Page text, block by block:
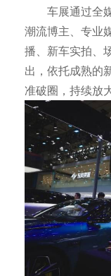
车展通过全
潮流博主、专业
播、新车实拍、
出，依托成熟的
准破圈，持续放